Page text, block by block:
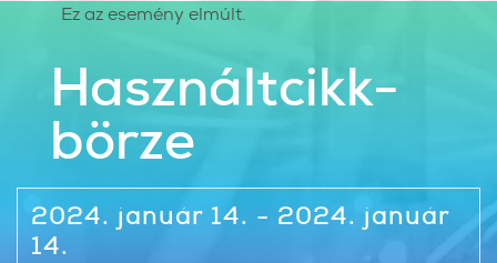
Ez az esemény elmúlt.
Használtcikk-
börze
2024. január 14. - 2024. január
14.